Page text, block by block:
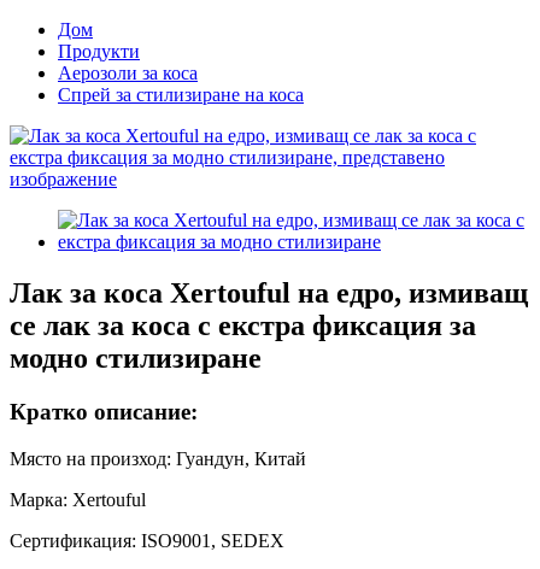
Дом
Продукти
Аерозоли за коса
Спрей за стилизиране на коса
Лак за коса Xertouful на едро, измиващ
се лак за коса с екстра фиксация за
модно стилизиране
Кратко описание:
Място на произход: Гуандун, Китай
Марка: Xertouful
Сертификация: ISO9001, SEDEX